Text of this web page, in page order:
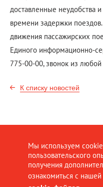
Мы используем
пользовательского
получения
ознакомиться с нашей
доставленные неудобства
времени задержки
движения пассажирских
Единого информационно-
775-00-00, звонок из
К списку новостей